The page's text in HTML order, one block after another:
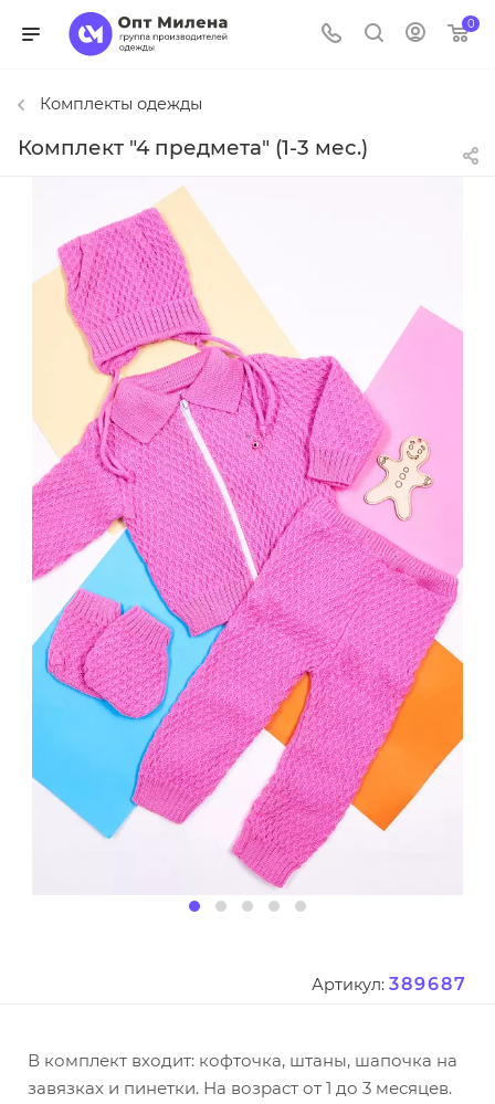
0
Комплекты одежды
Комплект "4 предмета" (1-3 мес.)
Артикул: 389687
В комплект входит: кофточка, штаны, шапочка на
завязках и пинетки. На возраст от 1 до 3 месяцев.